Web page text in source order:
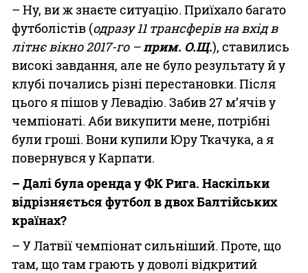
– Ну, ви ж знаєте ситуацію. Приїхало багато
футболістів (одразу 11 трансферів на вхід в
літнє вікно 2017-го –прим. О.Щ.), ставились
високі завдання, але не було результату й у
клубі почались різні перестановки. Після
цього я пішов у Левадію. Забив 27 м’ячів у
чемпіонаті. Аби викупити мене, потрібні
були гроші. Вони купили Юру Ткачука, а я
повернувся у Карпати.
– Далі була оренда у ФК Рига. Наскільки
відрізняється футбол в двох Балтійських
країнах?
– У Латвії чемпіонат сильніший. Проте, що
там, що там грають у доволі відкритий